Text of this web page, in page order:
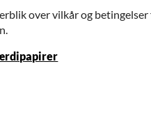
over vilkår og